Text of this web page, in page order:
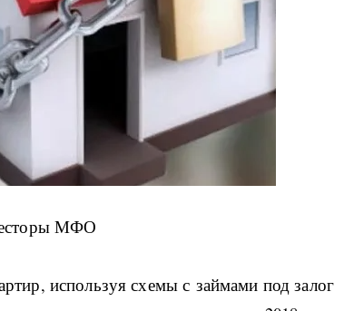
МФО
используя схемы с займами под залог